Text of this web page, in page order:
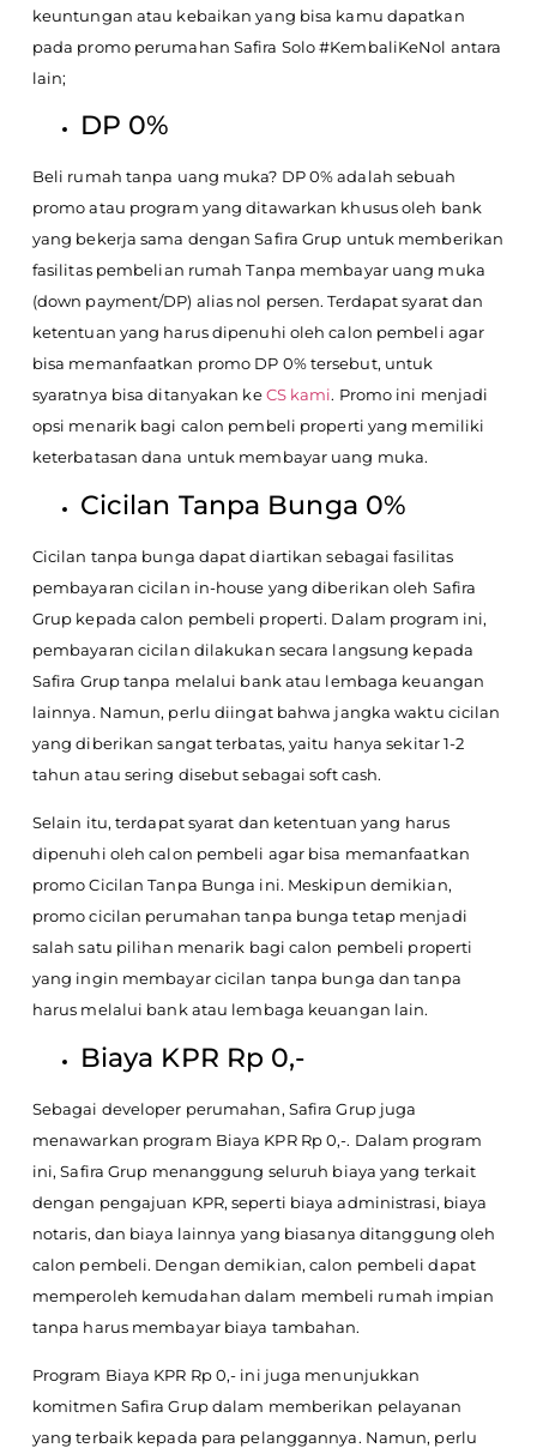
keuntungan atau kebaikan yang bisa kamu dapatkan
pada promo perumahan Safira Solo #KembaliKeNol antara
lain;
DP 0%
Beli rumah tanpa uang muka? DP 0% adalah sebuah
promo atau program yang ditawarkan khusus oleh bank
yang bekerja sama dengan Safira Grup untuk memberikan
fasilitas pembelian rumah Tanpa membayar uang muka
(down payment/DP) alias nol persen. Terdapat syarat dan
ketentuan yang harus dipenuhi oleh calon pembeli agar
bisa memanfaatkan promo DP 0% tersebut, untuk
syaratnya bisa ditanyakan keCS kami. Promo ini menjadi
opsi menarik bagi calon pembeli properti yang memiliki
keterbatasan dana untuk membayar uang muka.
Cicilan Tanpa Bunga 0%
Cicilan tanpa bunga dapat diartikan sebagai fasilitas
pembayaran cicilan in-house yang diberikan oleh Safira
Grup kepada calon pembeli properti. Dalam program ini,
pembayaran cicilan dilakukan secara langsung kepada
Safira Grup tanpa melalui bank atau lembaga keuangan
lainnya. Namun, perlu diingat bahwa jangka waktu cicilan
yang diberikan sangat terbatas, yaitu hanya sekitar 1-2
tahun atau sering disebut sebagai soft cash.
Selain itu, terdapat syarat dan ketentuan yang harus
dipenuhi oleh calon pembeli agar bisa memanfaatkan
promo Cicilan Tanpa Bunga ini. Meskipun demikian,
promo cicilan perumahan tanpa bunga tetap menjadi
salah satu pilihan menarik bagi calon pembeli properti
yang ingin membayar cicilan tanpa bunga dan tanpa
harus melalui bank atau lembaga keuangan lain.
Biaya KPR Rp 0,-
Sebagai developer perumahan, Safira Grup juga
menawarkan program Biaya KPR Rp 0,-. Dalam program
ini, Safira Grup menanggung seluruh biaya yang terkait
dengan pengajuan KPR, seperti biaya administrasi, biaya
notaris, dan biaya lainnya yang biasanya ditanggung oleh
calon pembeli. Dengan demikian, calon pembeli dapat
memperoleh kemudahan dalam membeli rumah impian
tanpa harus membayar biaya tambahan.
Program Biaya KPR Rp 0,- ini juga menunjukkan
komitmen Safira Grup dalam memberikan pelayanan
yang terbaik kepada para pelanggannya. Namun, perlu